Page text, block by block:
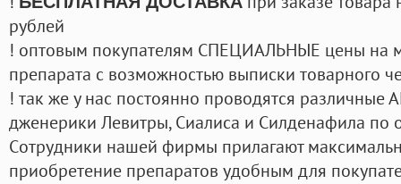
рублей
! оптовым покупателям СПЕЦИАЛЬНЫЕ цены на
препарата с возможностью выписки товарного
! так же у нас постоянно проводятся
дженерики Левитры, Сиалиса и Силденафила по
Cотрудники нашей фирмы прилагают
приобретение препаратов удобным для